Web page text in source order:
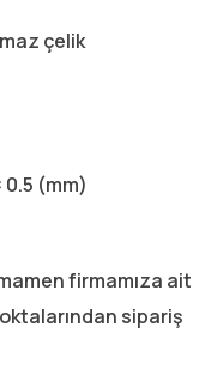
çelik
0.5 (mm)
firmamıza ait
sipariş